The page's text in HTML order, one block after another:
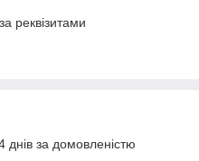
реквізитами
за домовленістю